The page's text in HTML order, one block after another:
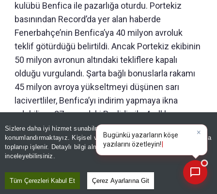
Sizlere daha iyi hizmet sunabilmek adına sitemizde
konumlandırmaktayız. Kişisel verileriniz, KVKK ve GDPR kapsamında
toplanıp işlenir. Detaylı bilgi almak içinAydınlatma Metnimizi
inceleyebilirsiniz.
Tüm Çerezleri Kabul Et Çerez Ayarlarına Git
kulübü Benfica ile pazarlığa oturdu. Portekiz
basınından Record’da yer alan haberde
Fenerbahçe’nin Benfica’ya 40 milyon avroluk
teklif götürdüğü belirtildi. Ancak Portekiz ekibinin
50 milyon avronun altındaki tekliflere kapalı
olduğu vurgulandı. Şarta bağlı bonuslarla rakamı
45 milyon avroya yükseltmeyi düşünen sarı
lacivertliler, Benfica’yı indirim yapmaya ikna
edebilirse 27 yaşındaki Pavlidis ile 4 yıllık
sözleşme imzalamayı planlıyor.
TAM BİR PROFESYONEL
Benfica’nın hocası Marco Silva, UEFA Avrupa Ligi
×
Bugünkü yazarların köşe
yazılarını ö